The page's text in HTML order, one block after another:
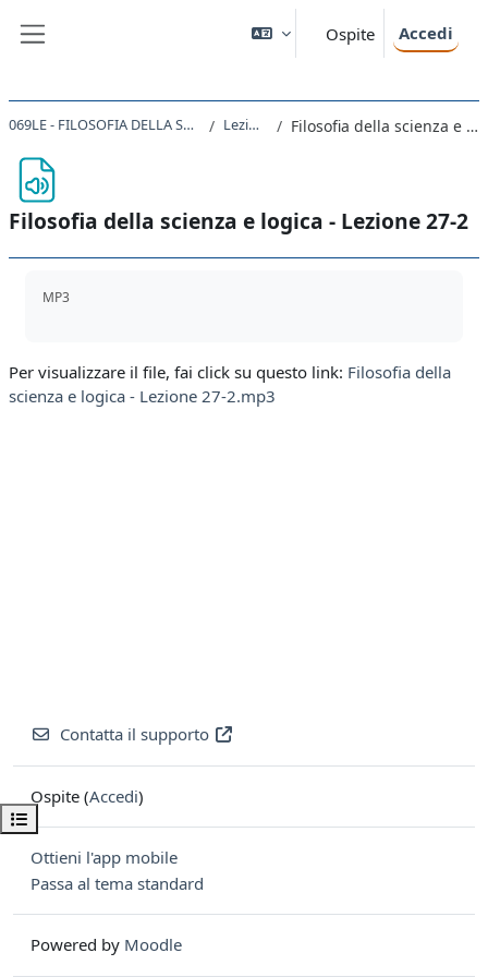
Ospite Accedi
Apri indice del corso
069LE - FILOSOFIA DELLA SCIENZA E LOGICA 2019 Lezioni 26-30 Filosofia della scienza e logica - Lezione 27-2
Filosofia della scienza e logica - Lezione 27-2
MP3
Per visualizzare il file, fai click su questo link: Filosofia della
scienza e logica - Lezione 27-2.mp3
Contatta il supporto
Ospite (Accedi)
Ottieni l'app mobile
Passa al tema standard
Powered by Moodle